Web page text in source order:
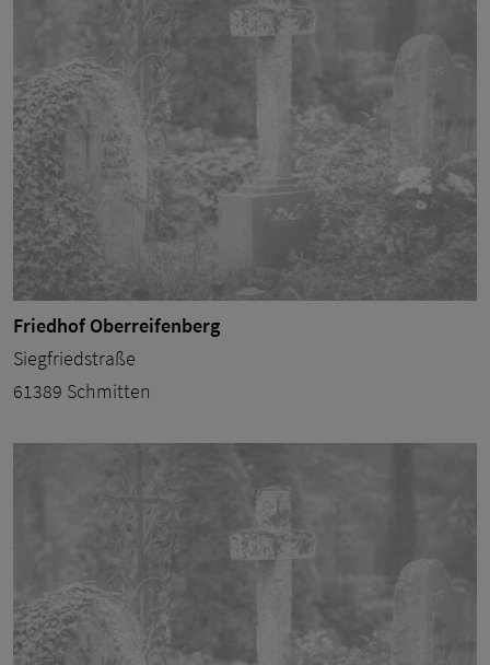
Friedhof Oberreifenberg
Siegfriedstraße
61389 Schmitten